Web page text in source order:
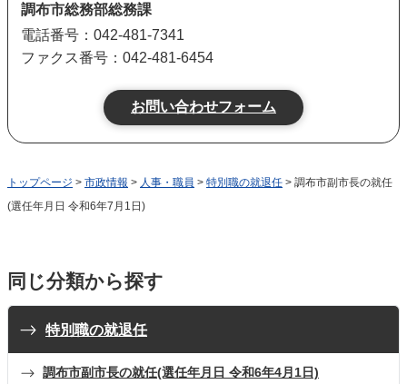
調布市総務部総務課
電話番号：042-481-7341
ファクス番号：042-481-6454
トップページ > 市政情報 > 人事・職員 > 特別職の就退任 > 調布市副市長の就任
(選任年月日 令和6年7月1日)
同じ分類から探す
特別職の就退任
調布市副市長の就任(選任年月日 令和6年4月1日)